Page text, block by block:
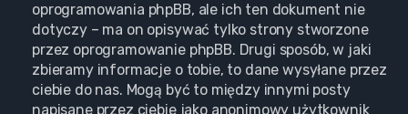
oprogramowania phpBB, ale ich ten dokument nie
dotyczy – ma on opisywać tylko strony stworzone
przez oprogramowanie phpBB. Drugi sposób, w jaki
zbieramy informacje o tobie, to dane wysyłane przez
ciebie do nas. Mogą być to między innymi posty
napisane przez ciebie jako anonimowy użytkownik